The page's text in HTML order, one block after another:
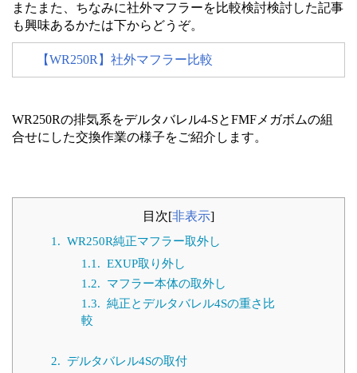
またまた、ちなみに社外マフラーを比較検討検討した記事
も興味あるかたは下からどうぞ。
【WR250R】社外マフラー比較
WR250Rの排気系をデルタバレル4-SとFMFメガボムの組
合せにした交換作業の様子をご紹介します。
目次[非表示]
1. WR250R純正マフラー取外し
1.1. EXUP取り外し
1.2. マフラー本体の取外し
1.3. 純正とデルタバレル4Sの重さ比
較
2. デルタバレル4Sの取付